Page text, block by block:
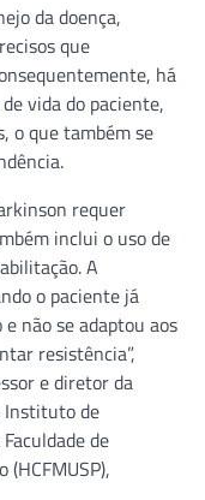
da doença,
que
há
vida do paciente,
o que também se
requer
inclui o uso de
A
o paciente já
não se adaptou aos
resistência”,
e diretor da
Instituto de
de